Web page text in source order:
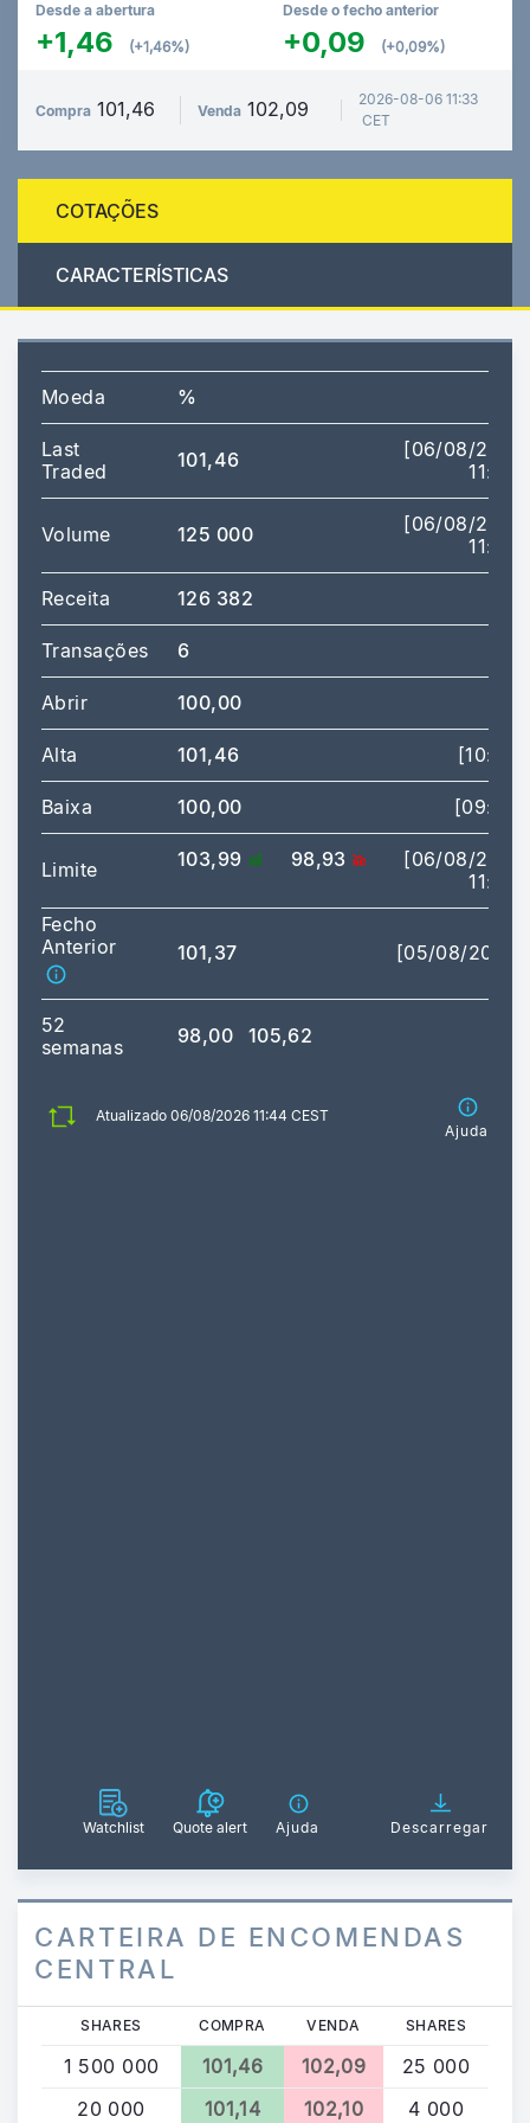
Desde a abertura
+1,46 (+1,46%)
Desde o fecho anterior
+0,09 (+0,09%)
Compra 101,46 Venda 102,09
2026-08-06 11:33
CET
COTAÇÕES
CARACTERÍSTICAS
Moeda %
Last
Traded
101,46
[06/08/2026
11:44]
Volume 125 000
[06/08/2026
11:04]
Receita 126 382
Transações 6
Abrir 100,00
Alta 101,46 [10:06]
Baixa 100,00 [09:00]
Limite 103,99 98,93
[06/08/2026
11:44]
Fecho
Anterior
101,37 [05/08/2026]
52
semanas
98,00 105,62
Atualizado 06/08/2026 11:44 CEST
Ajuda
Watchlist Quote alert Ajuda Descarregar
CARTEIRA DE ENCOMENDAS
CENTRAL
SHARES COMPRA VENDA SHARES
1 500 000 101,46 102,09
25 000
20 000
101,14 102,10 4 000